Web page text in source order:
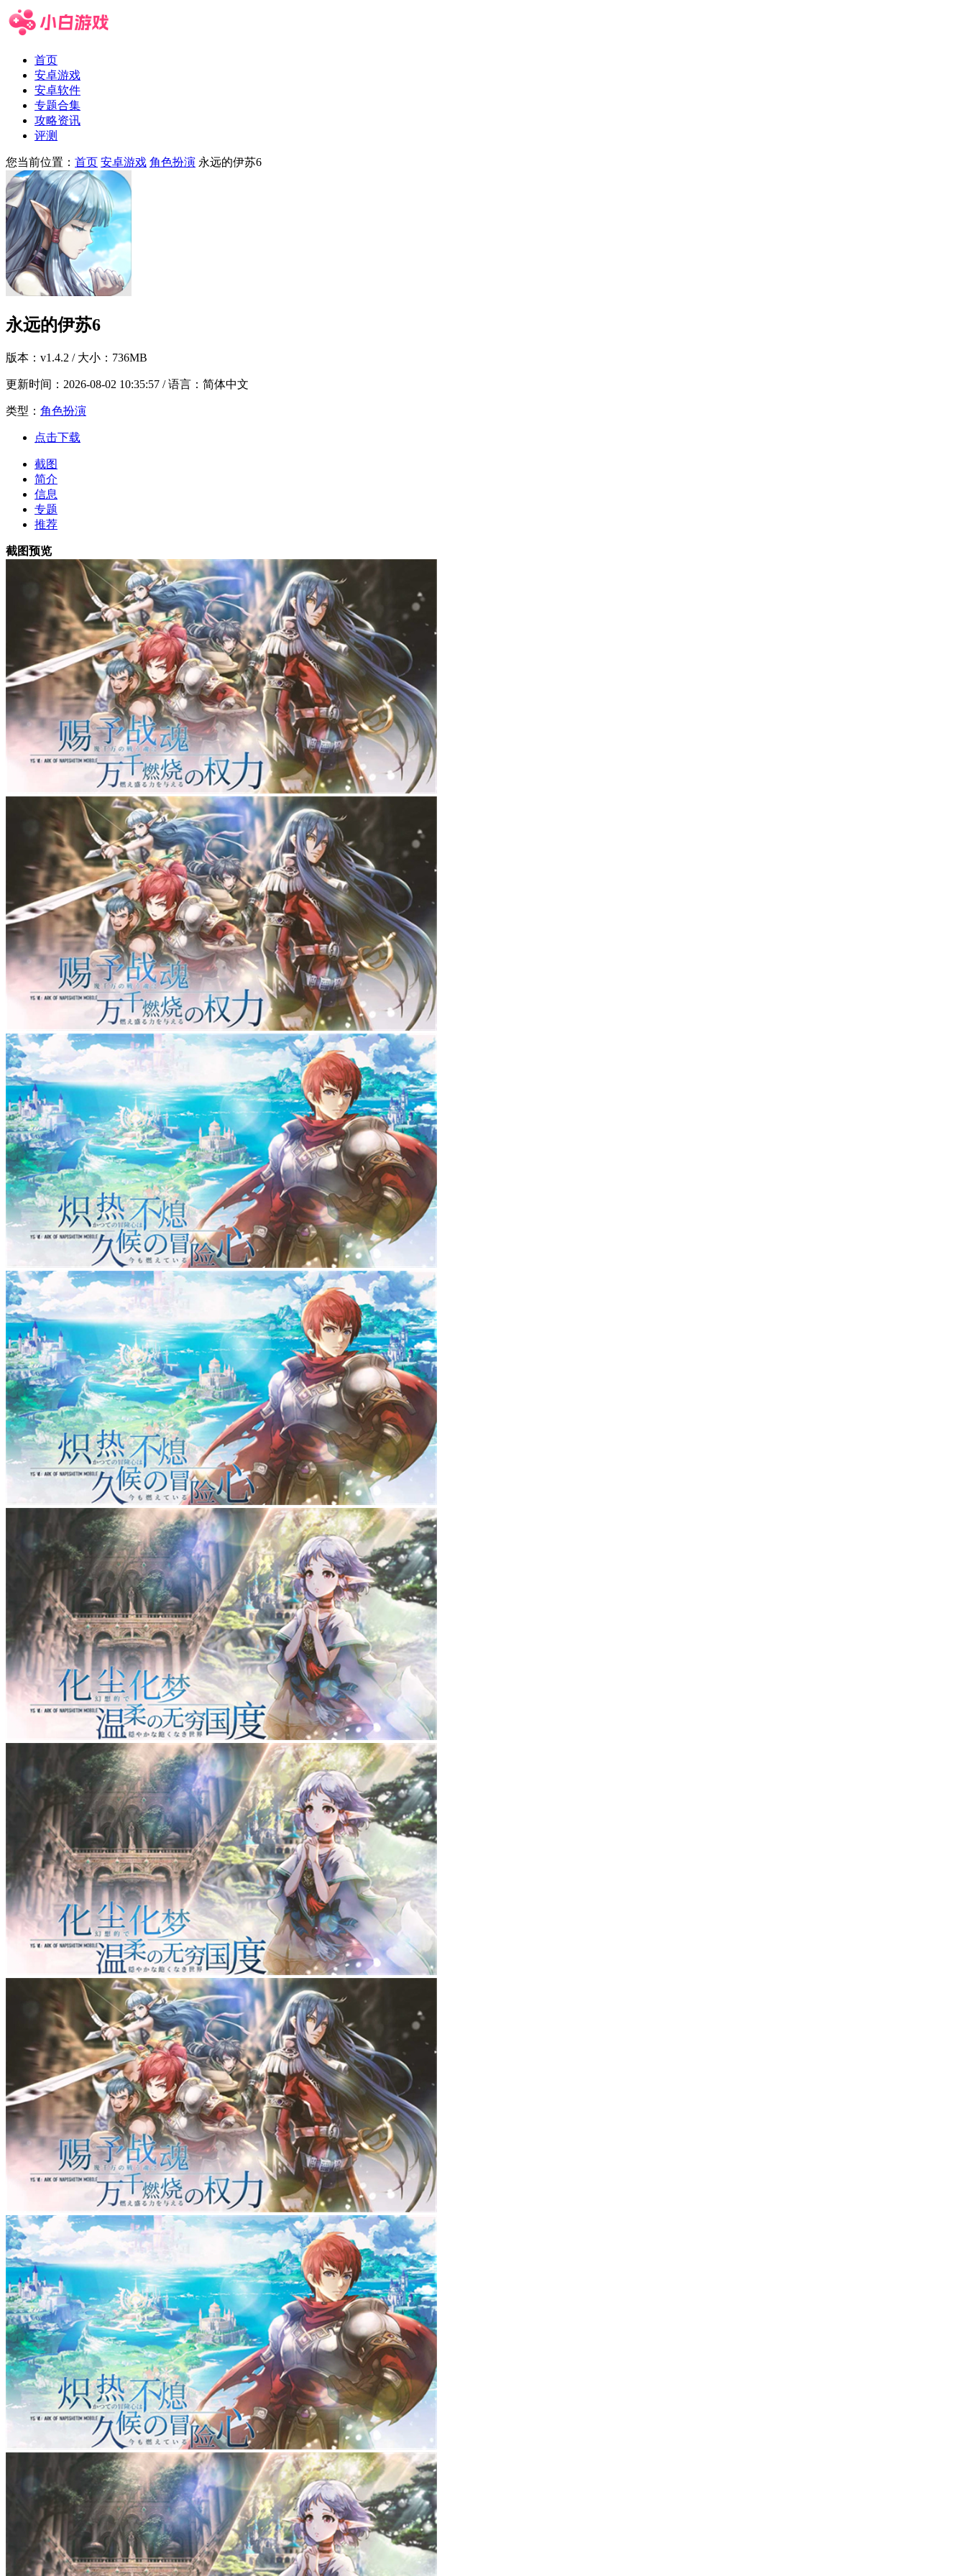
首页
安卓游戏
安卓软件
专题合集
攻略资讯
评测
您当前位置： 首页 安卓游戏 角色扮演 永远的伊苏6
永远的伊苏6
版本： v1.4.2 / 大小：736MB
更新时间： 2026-08-02 10:35:57 / 语言：简体中文
类型： 角色扮演
点击下载
截图
简介
信息
专题
推荐
截图预览